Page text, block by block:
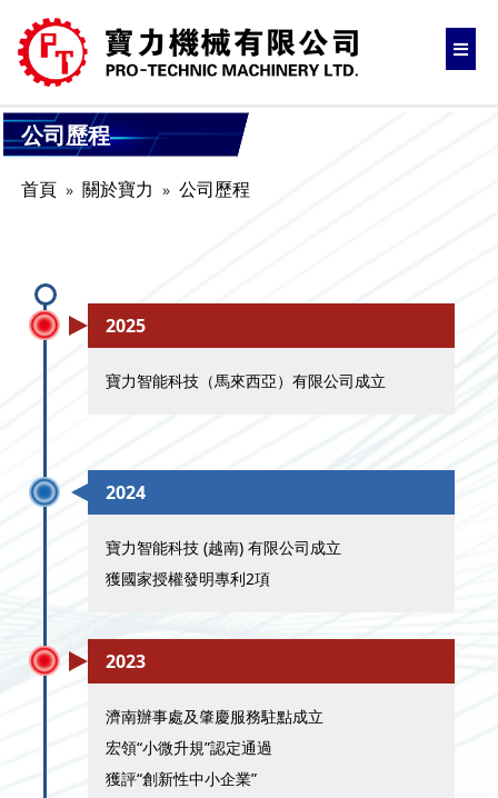
公司歷程
首頁 關於寶力 公司歷程
2025
寶力智能科技（馬來西亞）有限公司成立
2024
寶力智能科技 (越南) 有限公司成立
獲國家授權發明專利2項
2023
濟南辦事處及肇慶服務駐點成立
宏領“小微升規”認定通過
獲評“創新性中小企業”